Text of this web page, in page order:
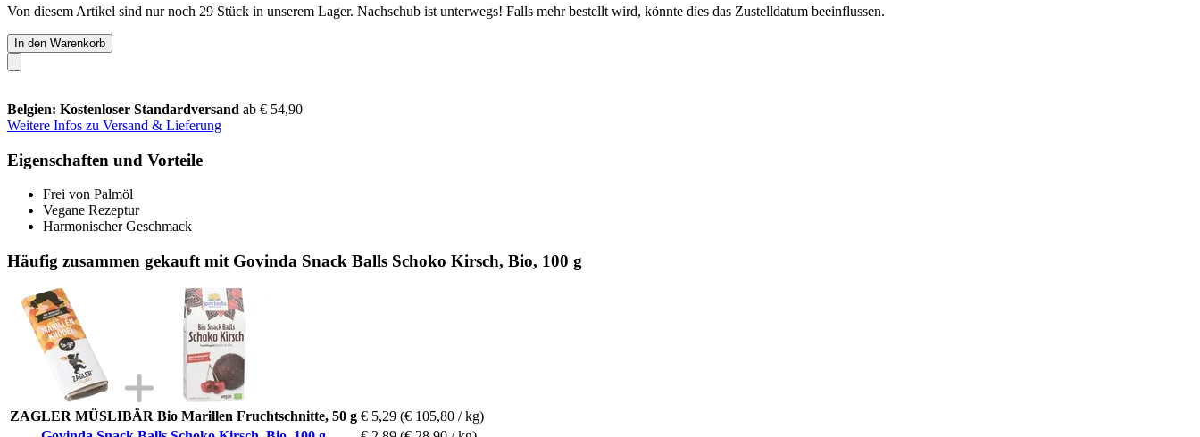
Von diesem Artikel sind nur noch 29 Stück in unserem Lager. Nachschub ist unterwegs! Falls mehr bestellt wird, könnte dies das Zustelldatum beeinflussen.
In den Warenkorb
Belgien: Kostenloser Standardversand ab € 54,90
Weitere Infos zu Versand & Lieferung
Eigenschaften und Vorteile
Frei von Palmöl
Vegane Rezeptur
Harmonischer Geschmack
Häufig zusammen gekauft mit Govinda Snack Balls Schoko Kirsch, Bio, 100 g
ZAGLER MÜSLIBÄR Bio Marillen Fruchtschnitte, 50 g € 5,29 (€ 105,80 / kg)